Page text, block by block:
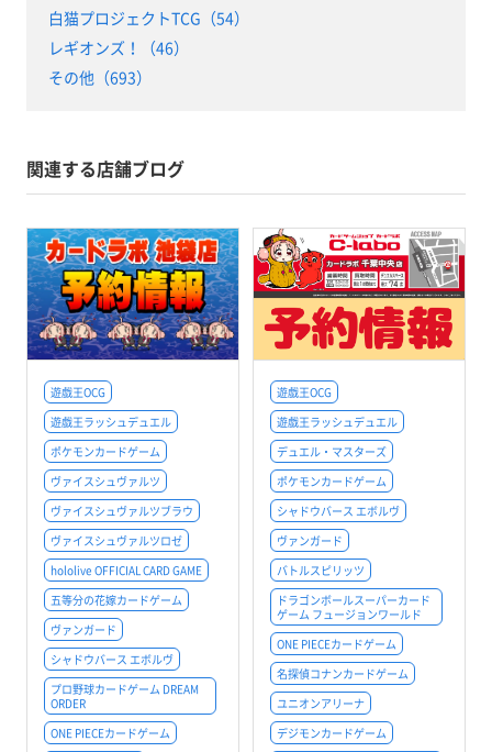
白猫プロジェクトTCG（54）
レギオンズ！（46）
その他（693）
関連する店舗ブログ
遊戯王OCG
遊戯王ラッシュデュエル
ポケモンカードゲーム
ヴァイスシュヴァルツ
ヴァイスシュヴァルツブラウ
ヴァイスシュヴァルツロゼ
hololive OFFICIAL CARD GAME
五等分の花嫁カードゲーム
ヴァンガード
シャドウバース エボルヴ
プロ野球カードゲーム DREAM
ORDER
ONE PIECEカードゲーム
遊戯王OCG
遊戯王ラッシュデュエル
デュエル・マスターズ
ポケモンカードゲーム
シャドウバース エボルヴ
ヴァンガード
バトルスピリッツ
ドラゴンボールスーパーカード
ゲーム フュージョンワールド
ONE PIECEカードゲーム
名探偵コナンカードゲーム
ユニオンアリーナ
デジモンカードゲーム